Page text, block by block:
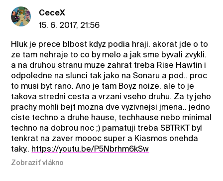
CeceX
15. 6. 2017, 21:56
Hluk je prece blbost kdyz podia hraji. akorat jde o to
ze tam nehraje to co by melo a jak sme byvali zvykli.
a na druhou stranu muze zahrat treba Rise Hawtin i
odpoledne na slunci tak jako na Sonaru a pod.. proc
to musi byt rano. Ano je tam Boyz noize. ale to je
takova stredni cesta a vrzani vseho druhu. Za ty jeho
prachy mohli bejt mozna dve vyzivnejsi jmena.. jedno
ciste techno a druhe hause, techhause nebo minimal
techno na dobrou noc ;) pamatuji treba SBTRKT byl
tenkrat na zaver moooc super a Kiasmos onehda
taky.. https://youtu.be/P5Nbrhm6kSw
Zobraziť vlákno